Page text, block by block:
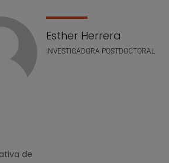
de personal
Esther Herrera
INVESTIGADORA POSTDOCTORAL
de